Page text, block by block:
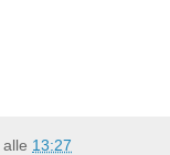
alle 13:27